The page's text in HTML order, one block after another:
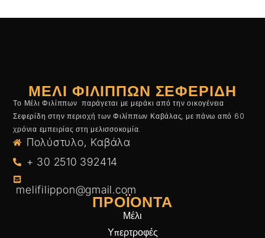
ΜΈΛΙ ΦΙΛΙΠΠΩΝ ΣΕΦΕΡΊΔΗ
Το Μέλι Φιλίππων παράγεται με μεράκι από την οικογένεια
Σεφερίδη στην περιοχή των Φιλίππων Καβάλας, με πάνω από 60
χρόνια εμπειρίας στη μελισσοκομία.
Πολύστυλο, Καβάλα
+ 30 2510 392414
melifilippon@gmail.com
ΠΡΟΪΌΝΤΑ
Μέλι
Υπερτροφές